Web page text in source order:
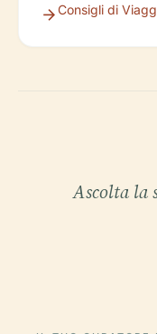
Consigli di
Ascolta la